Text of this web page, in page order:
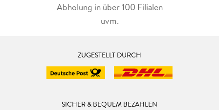
Abholung in über 100 Filialen
uvm.
ZUGESTELLT DURCH
SICHER & BEQUEM BEZAHLEN